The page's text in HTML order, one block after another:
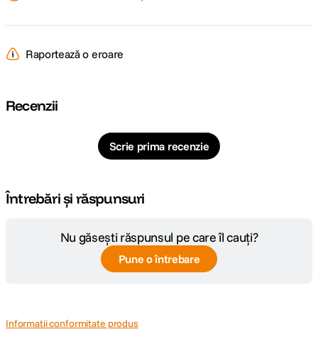
Pagina
Aspirator vertical Samsung Jet 60 Turbo
Raportează o eroare
Recenzii
Scrie prima recenzie
Întrebări și răspunsuri
Nu găsești răspunsul pe care îl cauți?
Pune o întrebare
Informatii conformitate produs